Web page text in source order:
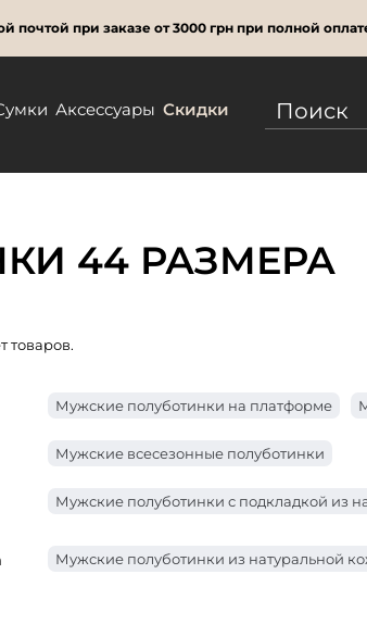
почтой при заказе от 3000 грн при полной
Аксессуары Скидки
44 РАЗМЕРА
товаров.
Мужские полуботинки на платформе
Мужские всесезонные полуботинки
Мужские полуботинки с подкладкой из
Мужские полуботинки из натуральной